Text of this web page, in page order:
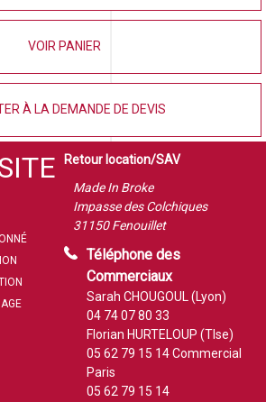
VOIR PANIER
À LA DEMANDE DE DEVIS
Retour location/SAV
Made In Broke
Impasse des Colchiques
31150 Fenouillet
Téléphone des
Commerciaux
Sarah CHOUGOUL (Lyon)
04 74 07 80 33
Florian HURTELOUP (Tlse)
05 62 79 15 14Commercial
Paris
05 62 79 15 14